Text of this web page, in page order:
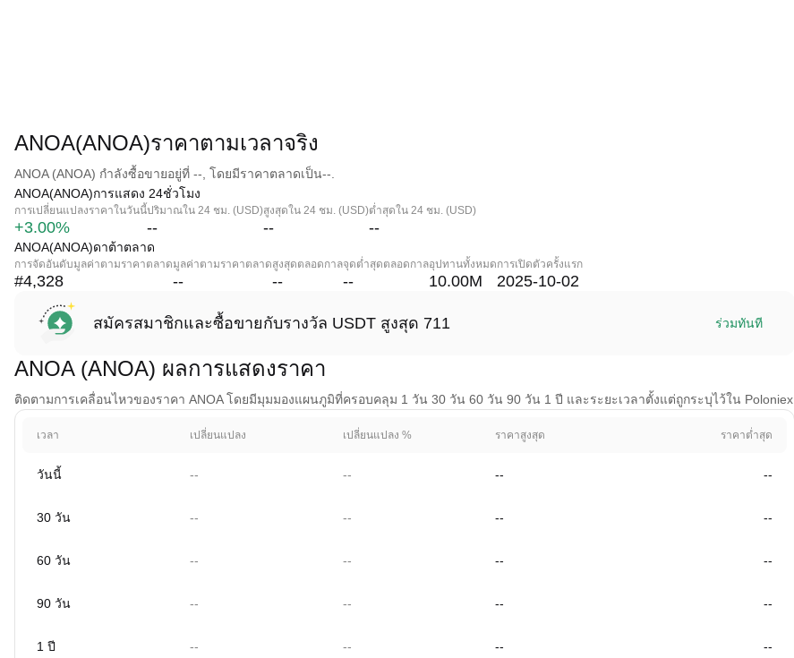
ANOA(ANOA)ราคาตามเวลาจริง
ANOA (ANOA) กำลังซื้อขายอยู่ที่ --, โดยมีราคาตลาดเป็น--.
ANOA(ANOA)การแสดง 24ชั่วโมง
การเปลี่ยนแปลงราคาในวันนี้
+3.00%
ปริมาณใน 24 ชม. (USD)
--
สูงสุดใน 24 ชม. (USD)
--
ต่ำสุดใน 24 ชม. (USD)
--
ANOA(ANOA)ดาต้าตลาด
การจัดอันดับมูลค่าตามราคาตลาด
#4,328
มูลค่าตามราคาตลาด
--
สูงสุดตลอดกาล
--
จุดต่ำสุดตลอดกาล
--
อุปทานทั้งหมด
10.00M
การเปิดตัวครั้งแรก
2025-10-02
สมัครสมาชิกและซื้อขายกับรางวัล USDT สูงสุด 711 ร่วมทันที
ANOA (ANOA) ผลการแสดงราคา
ติดตามการเคลื่อนไหวของราคา ANOA โดยมีมุมมองแผนภูมิที่ครอบคลุม 1 วัน 30 วัน 60 วัน 90 วัน 1 ปี และระยะเวลาตั้งแต่ถูกระบุไว้ใน Poloniex
เวลา เปลี่ยนแปลง เปลี่ยนแปลง % ราคาสูงสุด ราคาต่ำสุด
วันนี้ -- -- -- --
30 วัน -- -- -- --
60 วัน -- -- -- --
90 วัน -- -- -- --
1 ปี -- -- -- --